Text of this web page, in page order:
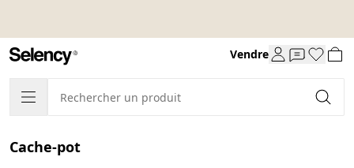
Vendre
Cache-pot